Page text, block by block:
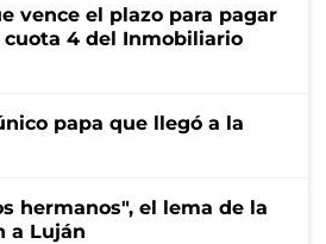
vence el plazo para pagar
4 del Inmobiliario
papa que llegó a la
hermanos", el lema de la
a Luján